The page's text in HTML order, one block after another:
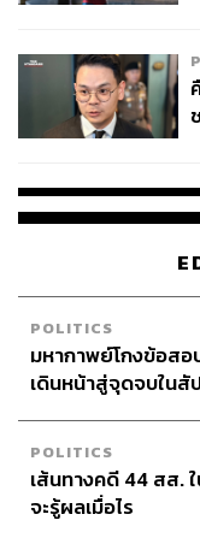
POLITICS
มหากาพย์โกงข้อส
เดินหน้าสู่จุดจบในสั
POLITICS
เส้นทางคดี 44 สส.
จะรู้ผลเมื่อไร